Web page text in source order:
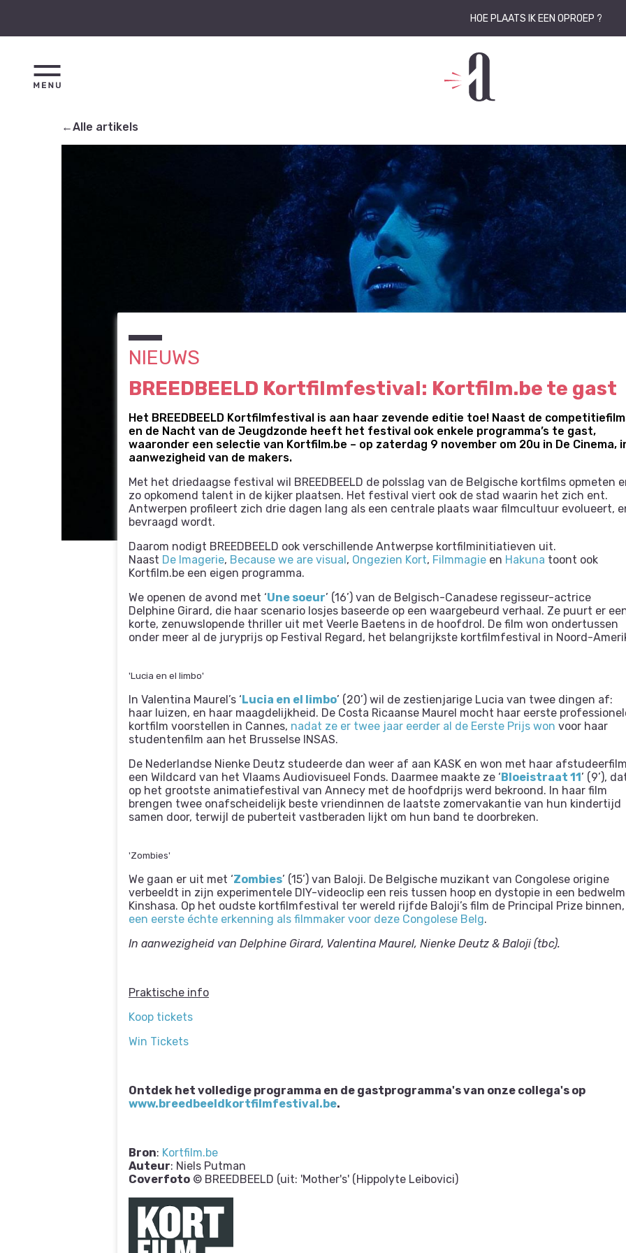
HOE PLAATS IK EEN OPROEP ?
←Alle artikels
NIEUWS
BREEDBEELD Kortfilmfestival: Kortfilm.be te gast
Het BREEDBEELD Kortfilmfestival is aan haar zevende editie toe! Naast de
en de Nacht van de Jeugdzonde heeft het festival ook enkele programma’s te gast,
waaronder een selectie van Kortfilm.be – op zaterdag 9 november om 20u in De Cinema,
aanwezigheid van de makers.
Met het driedaagse festival wil BREEDBEELD de polsslag van de Belgische kortfilms opmeten
zo opkomend talent in de kijker plaatsen. Het festival viert ook de stad waarin het zich ent.
Antwerpen profileert zich drie dagen lang als een centrale plaats waar filmcultuur evolueert,
bevraagd wordt.
Daarom nodigt BREEDBEELD ook verschillende Antwerpse kortfilminitiatieven uit.
Naast De Imagerie, Because we are visual , Ongezien Kort, Filmmagie en Hakuna toont ook
Kortfilm.be een eigen programma.
We openen de avond met ‘Une soeur’ (16’) van de Belgisch-Canadese regisseur-actrice
Delphine Girard, die haar scenario losjes baseerde op een waargebeurd verhaal. Ze puurt er
korte, zenuwslopende thriller uit met Veerle Baetens in de hoofdrol. De film won ondertussen
onder meer al de juryprijs op Festival Regard, het belangrijkste kortfilmfestival in Noord-
'Lucia en el limbo'
In Valentina Maurel’s ‘ Lucia en el limbo’ (20’) wil de zestienjarige Lucia van twee dingen af:
haar luizen, en haar maagdelijkheid. De Costa Ricaanse Maurel mocht haar eerste
kortfilm voorstellen in Cannes, nadat ze er twee jaar eerder al de Eerste Prijs won voor haar
studentenfilm aan het Brusselse INSAS.
De Nederlandse Nienke Deutz studeerde dan weer af aan KASK en won met haar afstudeerfilm
een Wildcard van het Vlaams Audiovisueel Fonds. Daarmee maakte ze ‘ Bloeistraat 11 ’ (9’),
op het grootste animatiefestival van Annecy met de hoofdprijs werd bekroond. In haar film
brengen twee onafscheidelijk beste vriendinnen de laatste zomervakantie van hun kindertijd
samen door, terwijl de puberteit vastberaden lijkt om hun band te doorbreken.
'Zombies'
We gaan er uit met ‘Zombies’ (15’) van Baloji. De Belgische muzikant van Congolese origine
verbeeldt in zijn experimentele DIY-videoclip een reis tussen hoop en dystopie in een
Kinshasa. Op het oudste kortfilmfestival ter wereld rijfde Baloji’s film de Principal Prize binnen,
een eerste échte erkenning als filmmaker voor deze Congolese Belg.
In aanwezigheid van Delphine Girard, Valentina Maurel, Nienke Deutz & Baloji (tbc).
Praktische info
Koop tickets
Win Tickets
Ontdek het volledige programma en de gastprogramma's van onze collega's op
www.breedbeeldkortfilmfestival.be.
Bron: Kortfilm.be
Auteur: Niels Putman
Coverfoto © BREEDBEELD (uit: 'Mother's' (Hippolyte Leibovici)